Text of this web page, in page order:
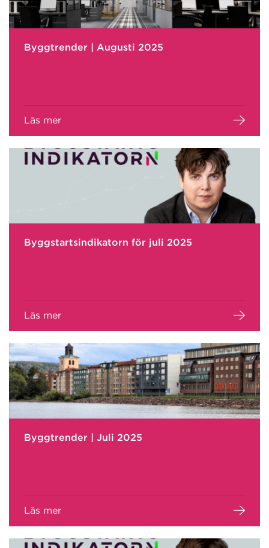
Byggtrender | Augusti 2025
Läs mer
Byggstartsindikatorn för juli 2025
Läs mer
Byggtrender | Juli 2025
Läs mer